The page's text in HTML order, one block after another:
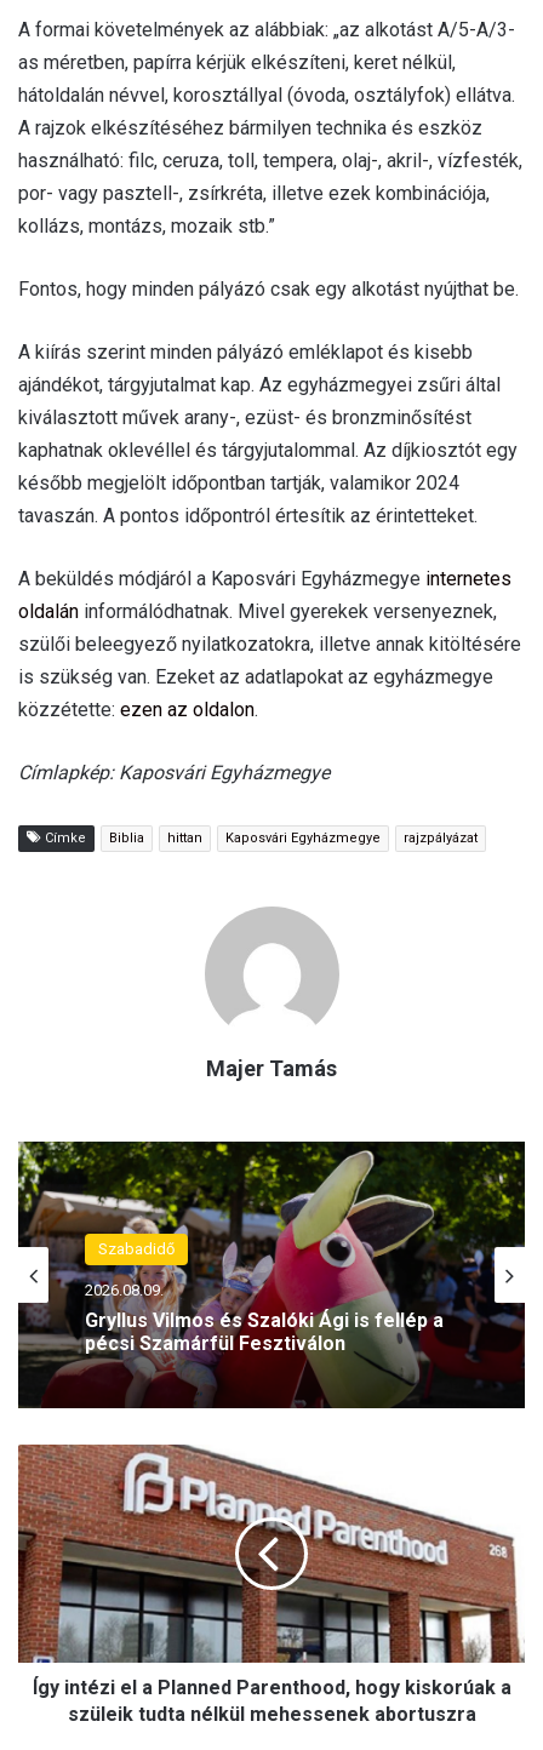
A formai követelmények az alábbiak: „az alkotást A/5-A/3-
as méretben, papírra kérjük elkészíteni, keret nélkül,
hátoldalán névvel, korosztállyal (óvoda, osztályfok) ellátva.
A rajzok elkészítéséhez bármilyen technika és eszköz
használható: filc, ceruza, toll, tempera, olaj-, akril-, vízfesték,
por- vagy pasztell-, zsírkréta, illetve ezek kombinációja,
kollázs, montázs, mozaik stb.”
Fontos, hogy minden pályázó csak egy alkotást nyújthat be.
A kiírás szerint minden pályázó emléklapot és kisebb
ajándékot, tárgyjutalmat kap. Az egyházmegyei zsűri által
kiválasztott művek arany-, ezüst- és bronzminősítést
kaphatnak oklevéllel és tárgyjutalommal. Az díjkiosztót egy
később megjelölt időpontban tartják, valamikor 2024
tavaszán. A pontos időpontról értesítik az érintetteket.
A beküldés módjáról a Kaposvári Egyházmegye internetes
oldalán informálódhatnak. Mivel gyerekek versenyeznek,
szülői beleegyező nyilatkozatokra, illetve annak kitöltésére
is szükség van. Ezeket az adatlapokat az egyházmegye
közzétette: ezen az oldalon.
Címlapkép: Kaposvári Egyházmegye
Címke Biblia hittan Kaposvári Egyházmegye rajzpályázat
Majer Tamás
Spiritusz
2026.08.06.
„Őbenne mi is Isten gyermekei
lehetünk” – Barsi Balázs atya a
Miatyánkról
Í
g
y
i
n
t
é
z
i
Így intézi el a Planned Parenthood, hogy kiskorúak a
szüleik tudta nélkül mehessenek abortuszra